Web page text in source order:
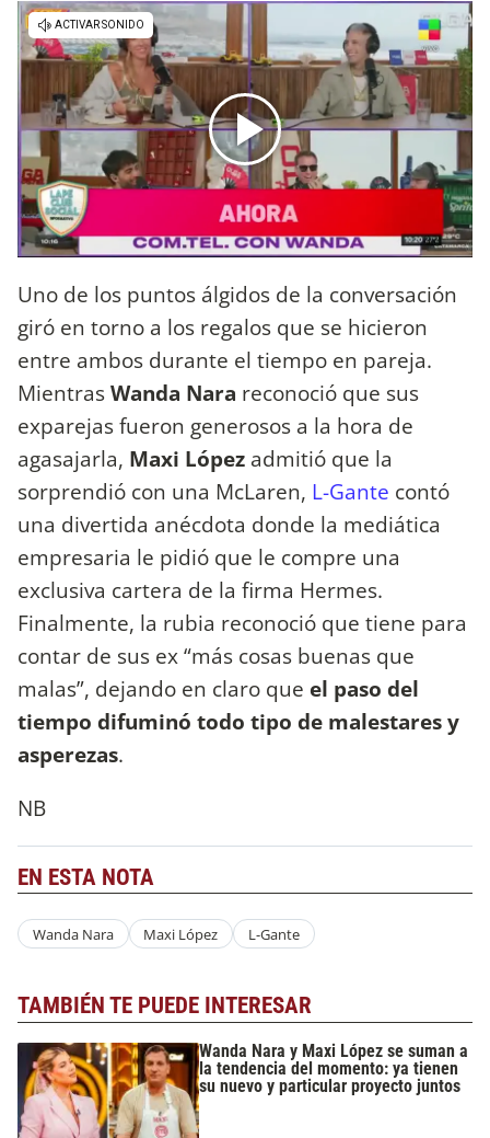
Uno de los puntos álgidos de la conversación
giró en torno a los regalos que se hicieron
entre ambos durante el tiempo en pareja.
MientrasWanda Nara reconoció que sus
exparejas fueron generosos a la hora de
agasajarla, Maxi López admitió que la
sorprendió con una McLaren, L-Gante contó
una divertida anécdota donde la mediática
empresaria le pidió que le compre una
exclusiva cartera de la firma Hermes.
Finalmente, la rubia reconoció que tiene para
contar de sus ex “más cosas buenas que
malas”, dejando en claro que el paso del
tiempo difuminó todo tipo de malestares y
asperezas.
NB
EN ESTA NOTA
Wanda Nara Maxi López L-Gante
TAMBIÉN TE PUEDE INTERESAR
Wanda Nara y Maxi López se suman a
la tendencia del momento: ya tienen
su nuevo y particular proyecto juntos